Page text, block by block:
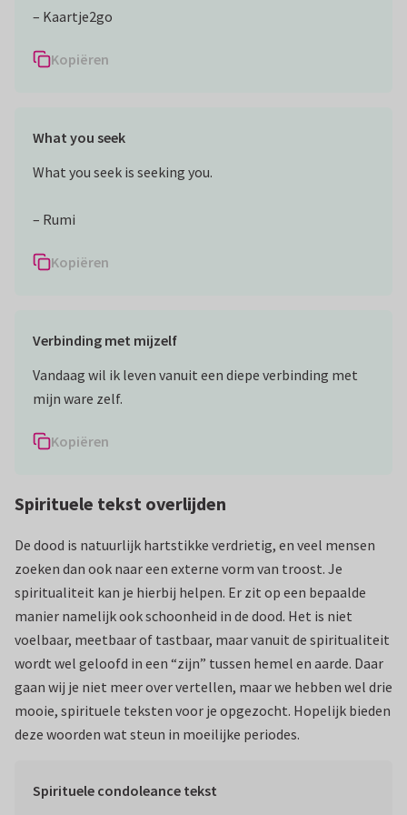
– Kaartje2go
Kopiëren
What you seek
What you seek is seeking you.
– Rumi
Kopiëren
Verbinding met mijzelf
Vandaag wil ik leven vanuit een diepe verbinding met
Kopiëren
Spirituele tekst overlijden
De dood is natuurlijk hartstikke verdrietig, en veel mensen
zoeken dan ook naar een externe vorm van troost. Je
spiritualiteit kan je hierbij helpen. Er zit op een bepaalde
manier namelijk ook schoonheid in de dood. Het is niet
voelbaar, meetbaar of tastbaar, maar vanuit de spiritualiteit
wordt wel geloofd in een “zijn” tussen hemel en aarde. Daar
gaan wij je niet meer over vertellen, maar we hebben wel drie
mooie, spirituele teksten voor je opgezocht. Hopelijk bieden
deze woorden wat steun in moeilijke periodes.
Spirituele condoleance tekst